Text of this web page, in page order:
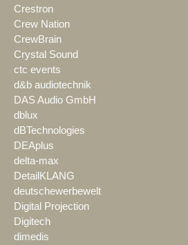
Crestron
Crew Nation
CrewBrain
Crystal Sound
ctc events
d&b audiotechnik
DAS Audio GmbH
dblux
dBTechnologies
DEAplus
delta-max
DetailKLANG
deutschewerbewelt
Digital Projection
Digitech
dimedis